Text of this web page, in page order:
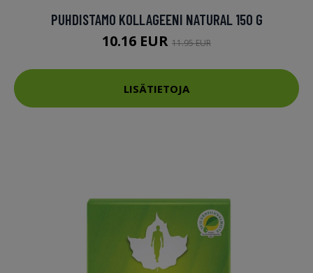
PUHDISTAMO KOLLAGEENI NATURAL 150 G
10.16 EUR 11.95 EUR
LISÄTIETOJA